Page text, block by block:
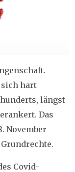
sich hart
längst
Das
November
Covid-